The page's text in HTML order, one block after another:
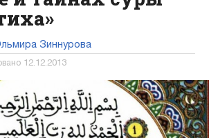
Зиннурова
12.12.2013